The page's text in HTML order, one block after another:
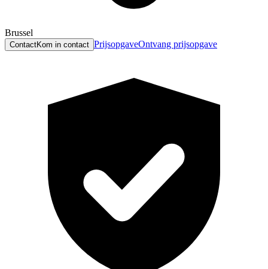
Brussel
ContactKom in contact PrijsopgaveOntvang prijsopgave